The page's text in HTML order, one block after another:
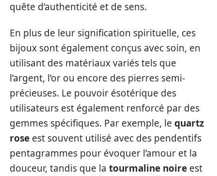
quête d’authenticité et de sens.
En plus de leur signification spirituelle, ces
bijoux sont également conçus avec soin, en
utilisant des matériaux variés tels que
l’argent, l’or ou encore des pierres semi-
précieuses. Le pouvoir ésotérique des
utilisateurs est également renforcé par des
gemmes spécifiques. Par exemple, le quartz
rose est souvent utilisé avec des pendentifs
pentagrammes pour évoquer l’amour et la
douceur, tandis que la tourmaline noire est